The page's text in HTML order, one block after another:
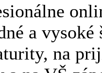
a
na